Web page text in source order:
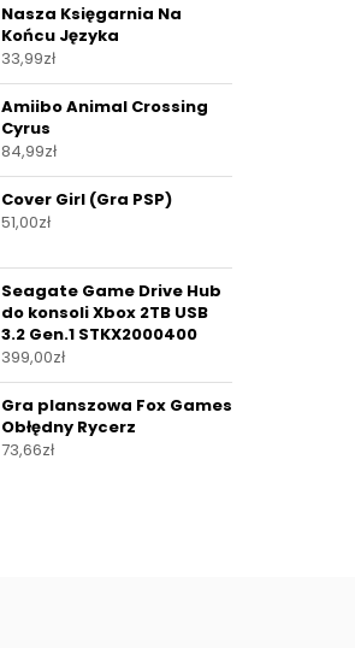
Nasza Księgarnia Na
Końcu Języka
33,99zł
Amiibo Animal Crossing
Cyrus
84,99zł
Cover Girl (Gra PSP)
51,00zł
Seagate Game Drive Hub
do konsoli Xbox 2TB USB
3.2 Gen.1 STKX2000400
399,00zł
Gra planszowa Fox Games
Obłędny Rycerz
73,66zł